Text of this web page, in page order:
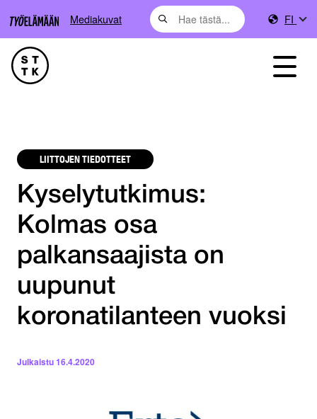
Mediakuvat FI
LIITTOJEN TIEDOTTEET
Kyselytutkimus:
Kolmas osa
palkansaajista on
uupunut
koronatilanteen vuoksi
Julkaistu16.4.2020